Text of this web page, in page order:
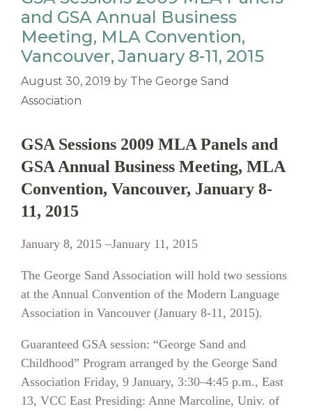
and GSA Annual Business
Meeting, MLA Convention,
Vancouver, January 8-11, 2015
August 30, 2019 by The George Sand
Association
GSA Sessions 2009 MLA Panels and
GSA Annual Business Meeting, MLA
Convention, Vancouver, January 8-
11, 2015
January 8, 2015 –January 11, 2015
The George Sand Association will hold two sessions
at the Annual Convention of the Modern Language
Association in Vancouver (January 8-11, 2015).
Guaranteed GSA session: “George Sand and
Childhood” Program arranged by the George Sand
Association Friday, 9 January, 3:30–4:45 p.m., East
13, VCC East Presiding: Anne Marcoline, Univ. of